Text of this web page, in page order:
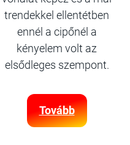
trendekkel ellentétben
ennél a cipőnél a
kényelem volt az
elsődleges szempont.
Tovább